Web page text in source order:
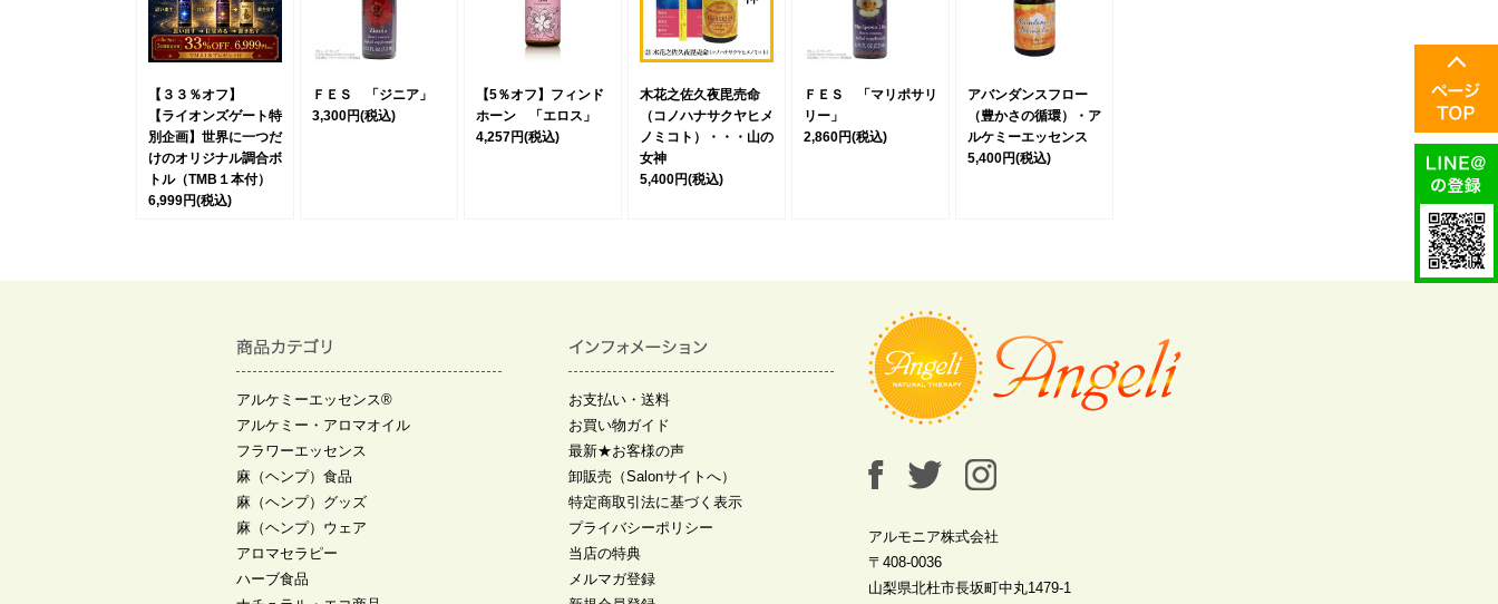
【３３％オフ】
【ライオンズゲート特
別企画】世界に一つだ
けのオリジナル調合ボ
トル（TMB１本付）
6,999円(税込)
ＦＥＳ 「ジニア」
3,300円(税込)
【5％オフ】フィンド
ホーン 「エロス」
4,257円(税込)
木花之佐久夜毘売命
（コノハナサクヤヒメ
ノミコト）・・・山の
女神
5,400円(税込)
ＦＥＳ 「マリポサリ
リー」
2,860円(税込)
アバンダンスフロー
（豊かさの循環）・ア
ルケミーエッセンス
5,400円(税込)
アルケミーエッセンス®
アルケミー・アロマオイル
フラワーエッセンス
麻（ヘンプ）食品
麻（ヘンプ）グッズ
麻（ヘンプ）ウェア
アロマセラピー
ハーブ食品
お支払い・送料
お買い物ガイド
最新★お客様の声
卸販売（Salonサイトへ）
特定商取引法に基づく表示
プライバシーポリシー
当店の特典
メルマガ登録
アルモニア株式会社
〒408-0036
山梨県北杜市長坂町中丸1479-1